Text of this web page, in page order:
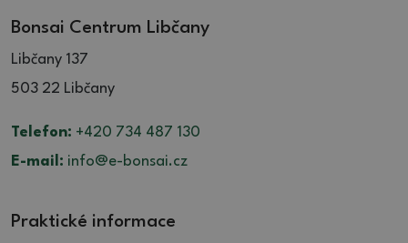
Bonsai Centrum Libčany
Libčany 137
503 22 Libčany
Telefon: +420 734 487 130
E-mail: info@e-bonsai.cz
Praktické informace